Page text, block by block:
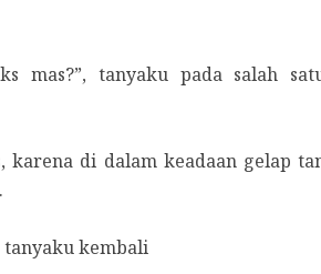
mas?”, tanyaku pada salah
karena di dalam keadaan gelap
tanyaku kembali